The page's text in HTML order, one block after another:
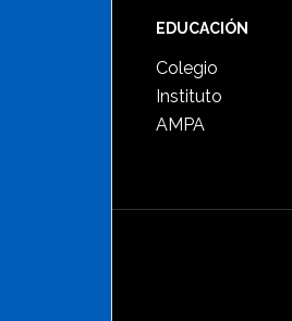
Footer
EDUCACIÓN
Colegio
Instituto
AMPA